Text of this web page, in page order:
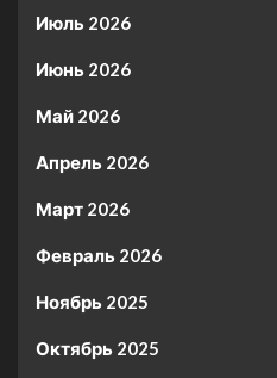
Июль 2026
Июнь 2026
Май 2026
Апрель 2026
Март 2026
Февраль 2026
Ноябрь 2025
Октябрь 2025